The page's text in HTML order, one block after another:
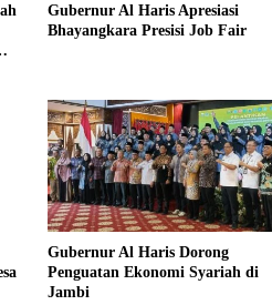
Gubernur Al Haris Apresiasi
Bhayangkara Presisi Job Fair
Gubernur Al Haris Dorong
Penguatan Ekonomi Syariah di
Jambi